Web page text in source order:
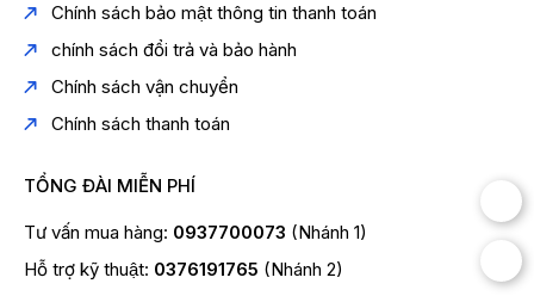
Chính sách bảo mật thông tin thanh toán
chính sách đổi trả và bảo hành
Chính sách vận chuyển
Chính sách thanh toán
TỔNG ĐÀI MIỄN PHÍ
Tư vấn mua hàng: 0937700073 (Nhánh 1)
Hỗ trợ kỹ thuật: 0376191765 (Nhánh 2)